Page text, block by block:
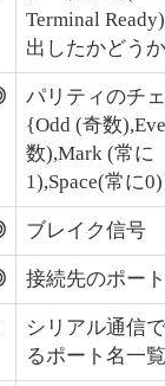
Terminal
出したかどうか
パリティのチ
{Odd (奇数
数),Mark (常に
1),Space(常に
ブレイク信号
接続先のポー
シリアル通信
るポート名一覧